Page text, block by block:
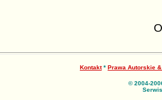
Kontakt* Prawa Autorskie &
© 2004-